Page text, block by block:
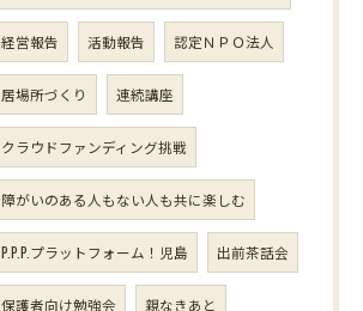
経営報告 活動報告 認定ＮＰＯ法人
居場所づくり 連続講座
クラウドファンディング挑戦
障がいのある人もない人も共に楽しむ
P.P.P.プラットフォーム！児島 出前茶話会
保護者向け勉強会 親なきあと